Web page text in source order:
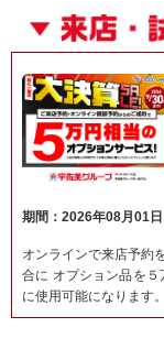
期間：2026年08月01
オンラインで来店予約
合に オプション品を
に使用可能になります